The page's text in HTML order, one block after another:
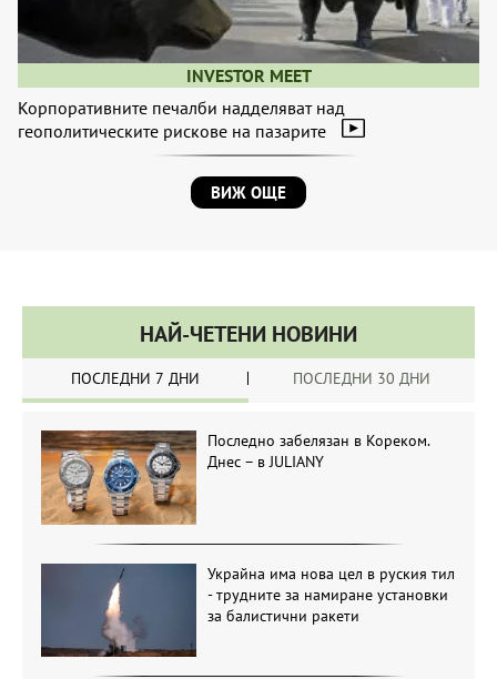
INVESTOR MEET
Корпоративните печалби надделяват над
геополитическите рискове на пазарите
ВИЖ ОЩЕ
НАЙ-ЧЕТЕНИ НОВИНИ
ПОСЛЕДНИ 7 ДНИ ПОСЛЕДНИ 30 ДНИ
Последно забелязан в Кореком.
Днес – в JULIANY
Украйна има нова цел в руския тил
- трудните за намиране установки
за балистични ракети